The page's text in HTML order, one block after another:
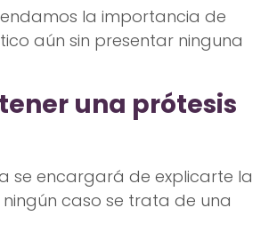
la importancia de
aún sin presentar ninguna
una prótesis
se encargará de explicarte la
caso se trata de una